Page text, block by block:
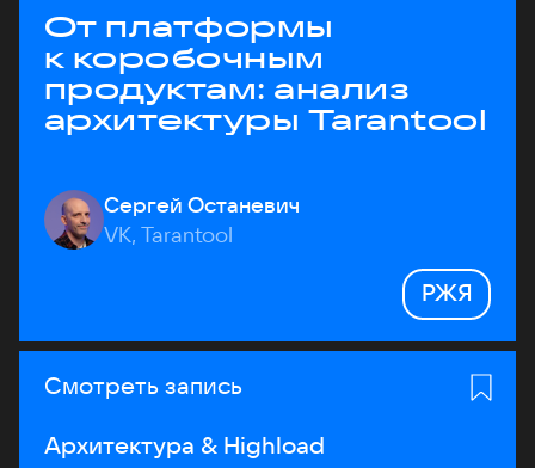
От платформы
к коробочным
продуктам: анализ
архитектуры Tarantool
Сергей Останевич
VK, Tarantool
РЖЯ
Смотреть запись
Архитектура & Highload